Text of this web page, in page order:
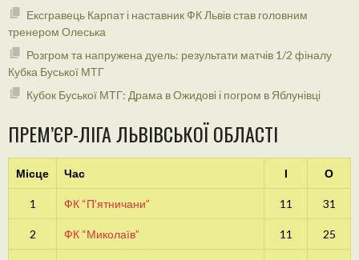
Ексгравець Карпат і наставник ФК Львів став головним
тренером Олеська
Розгром та напружена дуель: результати матчів 1/2 фіналу
Кубка Буської МТГ
Кубок Буської МТГ: Драма в Ожидові і погром в Яблунівці
ПРЕМ’ЄР-ЛІГА ЛЬВІВСЬКОЇ ОБЛАСТІ
Місце Час І О
1 ФК “П’ятничани” 11 31
2 ФК “Миколаїв” 11 25